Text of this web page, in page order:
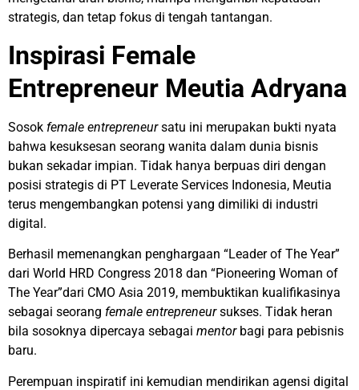
strategis, dan tetap fokus di tengah tantangan.
Inspirasi Female
Entrepreneur Meutia Adryana
Sosok female entrepreneursatu ini merupakan bukti nyata
bahwa kesuksesan seorang wanita dalam dunia bisnis
bukan sekadar impian. Tidak hanya berpuas diri dengan
posisi strategis di PT Leverate Services Indonesia, Meutia
terus mengembangkan potensi yang dimiliki di industri
digital.
Berhasil memenangkan penghargaan “Leader of The Year”
dari World HRD Congress 2018 dan “Pioneering Woman of
The Year”dari CMO Asia 2019, membuktikan kualifikasinya
sebagai seorang female entrepreneursukses. Tidak heran
bila sosoknya dipercaya sebagai mentor bagi para pebisnis
baru.
Perempuan inspiratif ini kemudian mendirikan agensi digital